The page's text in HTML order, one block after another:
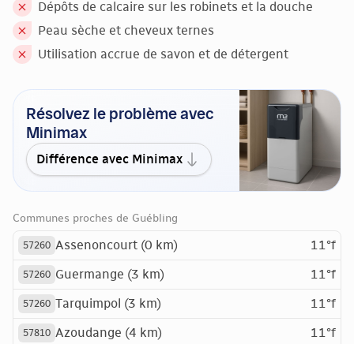
Dépôts de calcaire sur les robinets et la douche
Peau sèche et cheveux ternes
Utilisation accrue de savon et de détergent
Résolvez le problème avec
Minimax
Différence avec Minimax
Communes proches de Guébling
57260 Assenoncourt (0 km) 11°f
57260 Guermange (3 km) 11°f
57260 Tarquimpol (3 km) 11°f
57810 Azoudange (4 km) 11°f